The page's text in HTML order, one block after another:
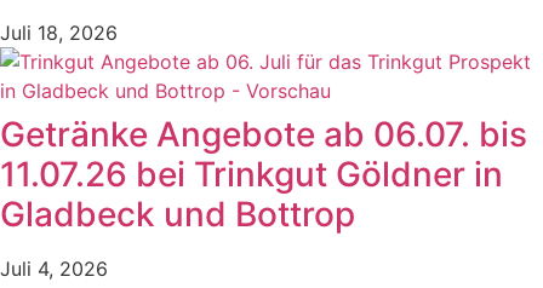
Juli 18, 2026
Getränke Angebote ab 06.07. bis
11.07.26 bei Trinkgut Göldner in
Gladbeck und Bottrop
Juli 4, 2026